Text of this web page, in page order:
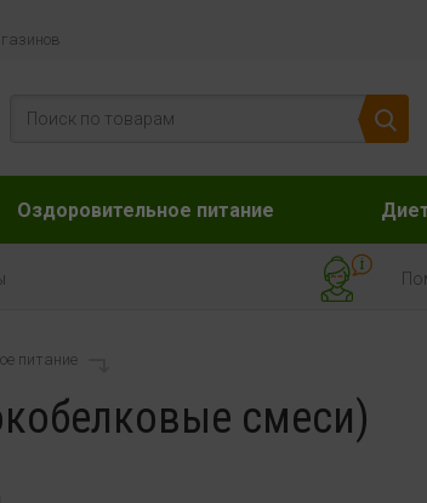
Оздоровительное питание
питание
смеси)